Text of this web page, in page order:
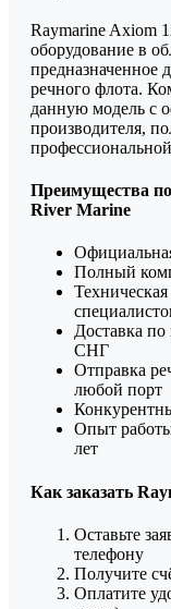
Raymarine Axiom
оборудование в
предназначенное
речного флота.
данную модель с
производителя,
Преимущества
River Marine
Полный
Доставка по
СНГ
Отправка
любой порт
Опыт
лет
Как заказать
Оставьте
телефону
Получите
Оплатите